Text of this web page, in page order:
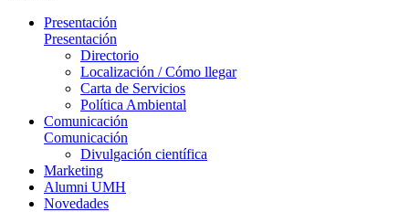
Presentación
Presentación
Directorio
Localización / Cómo llegar
Carta de Servicios
Política Ambiental
Comunicación
Comunicación
Divulgación científica
Marketing
Alumni UMH
Novedades